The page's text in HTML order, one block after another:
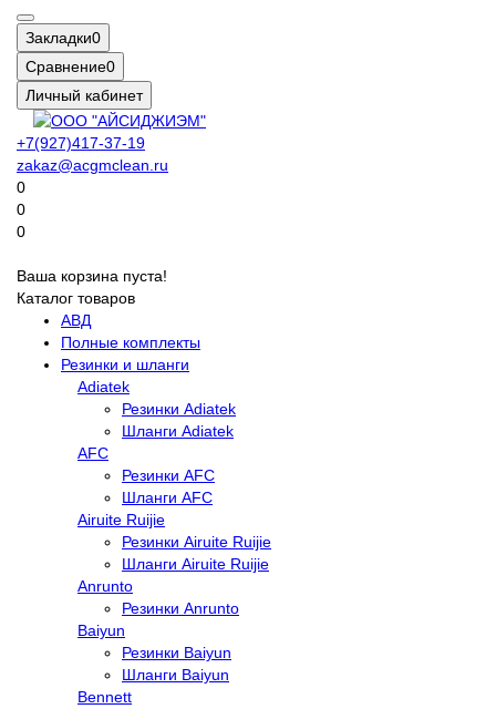
Закладки0
Сравнение0
Личный кабинет
+7(927)417-37-19
zakaz@acgmclean.ru
0
0
0
Ваша корзина пуста!
Каталог товаров
АВД
Полные комплекты
Резинки и шланги
Adiatek
Резинки Adiatek
Шланги Adiatek
AFC
Резинки AFC
Шланги AFC
Airuite Ruijie
Резинки Airuite Ruijie
Шланги Airuite Ruijie
Anrunto
Резинки Anrunto
Baiyun
Резинки Baiyun
Шланги Baiyun
Bennett